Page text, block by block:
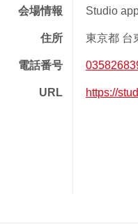
会場情報 Studio
住所 東京都
電話番号
URL https://